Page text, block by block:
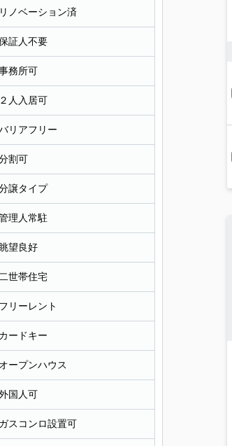
リノベーション済
証人不要
務所可
２人入居可
リアフリー
割可
譲タイプ
理人常駐
眺望良好
二世帯住宅
フリーレント
カードキー
オープンハウス
国人可
ガスコンロ設置可